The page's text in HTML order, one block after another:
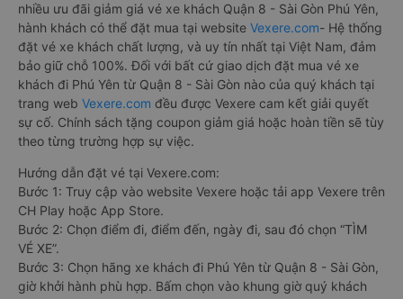
nhiều ưu đãi giảm giá vé xe khách Quận 8 - Sài Gòn Phú Yên,
hành khách có thể đặt mua tại website Vexere.com- Hệ thống
đặt vé xe khách chất lượng, và uy tín nhất tại Việt Nam, đảm
bảo giữ chỗ 100%. Đối với bất cứ giao dịch đặt mua vé xe
khách đi Phú Yên từ Quận 8 - Sài Gòn nào của quý khách tại
trang web Vexere.com đều được Vexere cam kết giải quyết
sự cố. Chính sách tặng coupon giảm giá hoặc hoàn tiền sẽ tùy
theo từng trường hợp sự việc.
Hướng dẫn đặt vé tại Vexere.com:
Bước 1: Truy cập vào website Vexere hoặc tải app Vexere trên
CH Play hoặc App Store.
Bước 2: Chọn điểm đi, điểm đến, ngày đi, sau đó chọn “TÌM
VÉ XE”.
Bước 3: Chọn hãng xe khách đi Phú Yên từ Quận 8 - Sài Gòn,
giờ khởi hành phù hợp. Bấm chọn vào khung giờ quý khách